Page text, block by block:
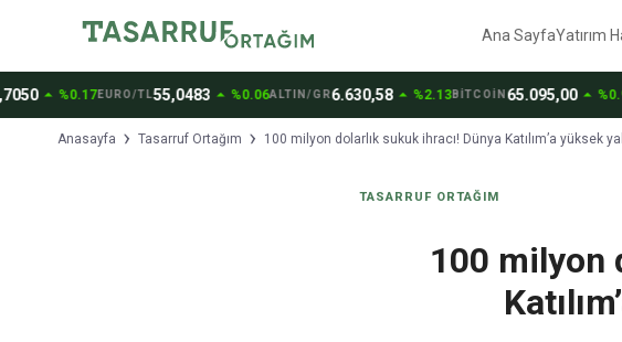
Ana SayfaYatırım
arrow_drop_up%0.17EURO/TL55,0483arrow_drop_up%0.06ALTIN/GR 6.630,58arrow_drop_up%2.13BİTCOİN65.095,00arrow_drop_up%0.98
Anasayfa Tasarruf Ortağım 100 milyon dolarlık sukuk ihracı! Dünya Katılım’a yüksek
TASARRUF ORTAĞIM
100 milyon